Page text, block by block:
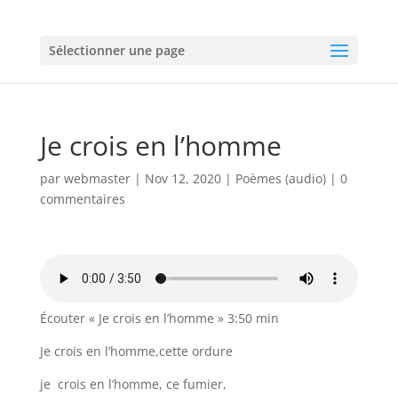
Sélectionner une page
Je crois en l’homme
par webmaster| Nov 12, 2020| Poèmes (audio)| 0
commentaires
Écouter « Je crois en l’homme » 3:50 min
Je crois en l’homme,cette ordure
je crois en l’homme, ce fumier,